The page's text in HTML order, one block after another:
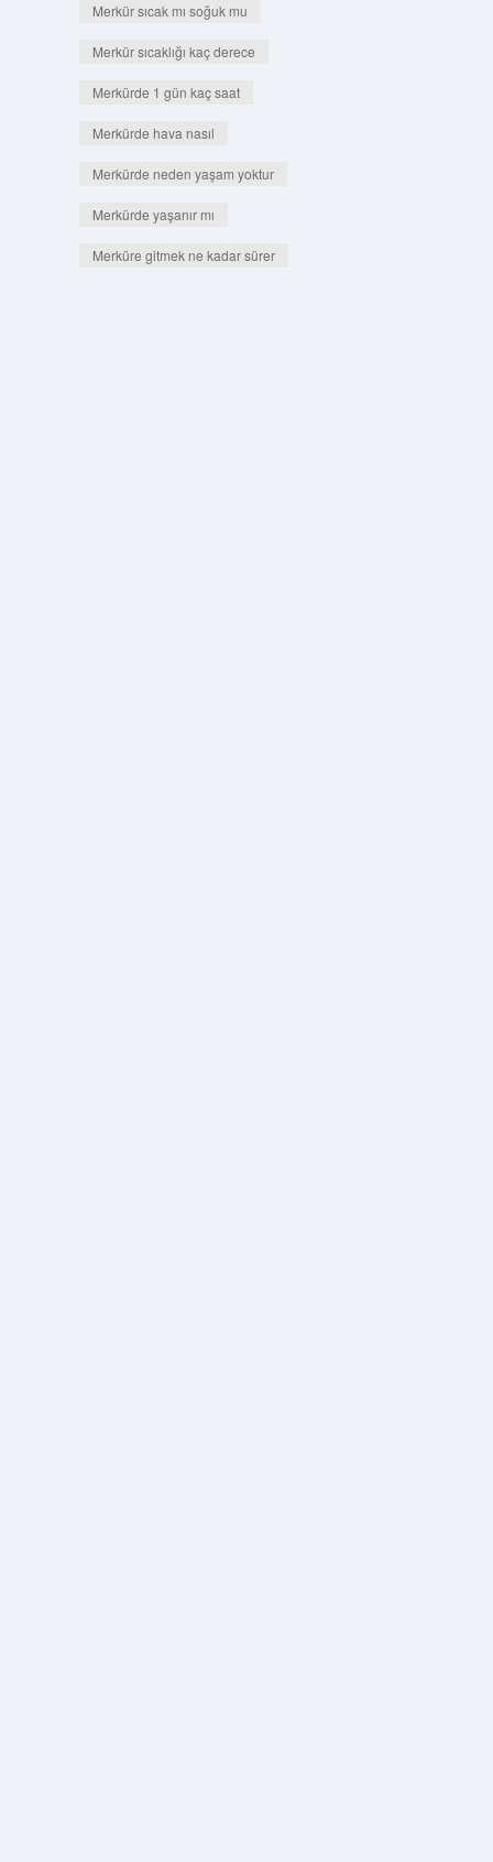
Merkür sıcak mı soğuk mu
Merkür sıcaklığı kaç derece
Merkürde 1 gün kaç saat
Merkürde hava nasıl
Merkürde neden yaşam yoktur
Merkürde yaşanır mı
Merküre gitmek ne kadar sürer